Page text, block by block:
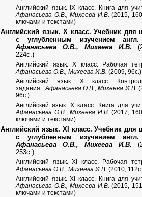
Английский язык. IX класс. Книга для
Афанасьева О.В., Михеева И.В. (2015,
ключами и текстами)
Английский язык. X класс. Учебник для
с углубленным изучением
Афанасьева О.В., Михеева И.В.
224с.)
Английский язык. X класс. Рабочая
Афанасьева О.В., Михеева И.В. (2009, 96с.)
Английский язык. X класс.
задания.Афанасьева О.В., Михеева И.В.
96с.)
Английский язык. X класс. Книга для
Афанасьева О.В., Михеева И.В. (2017,
ключами и текстами)
Английский язык. XI класс. Учебник для
с углубленным изучением
Афанасьева О.В., Михеева И.В.
253с.)
Английский язык. XI класс. Рабочая
Афанасьева О.В., Михеева И.В. (2010,
Английский язык. XI класс. Книга для
Афанасьева О.В., Михеева И.В. (2015,
ключами и текстами)